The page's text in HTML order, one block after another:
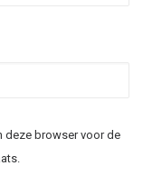
deze browser voor de